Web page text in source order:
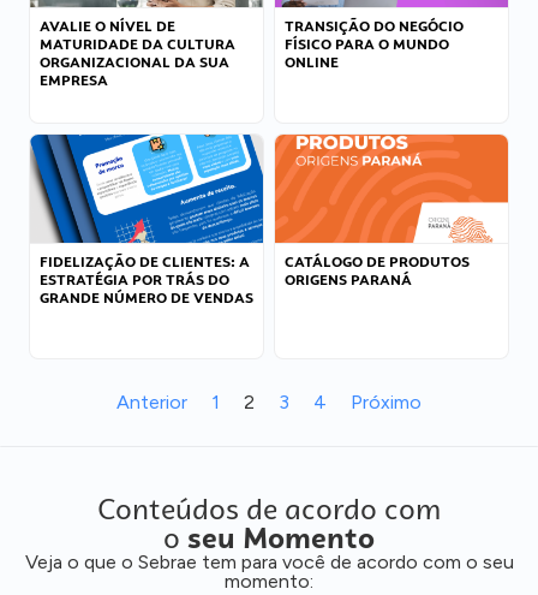
AVALIE O NÍVEL DE
MATURIDADE DA CULTURA
ORGANIZACIONAL DA SUA
EMPRESA
TRANSIÇÃO DO NEGÓCIO
FÍSICO PARA O MUNDO
ONLINE
FIDELIZAÇÃO DE CLIENTES: A
ESTRATÉGIA POR TRÁS DO
GRANDE NÚMERO DE VENDAS
CATÁLOGO DE PRODUTOS
ORIGENS PARANÁ
Anterior 1 2 3 4 Próximo
Conteúdos de acordo com
o seu Momento
Veja o que o Sebrae tem para você de acordo com o seu
momento: